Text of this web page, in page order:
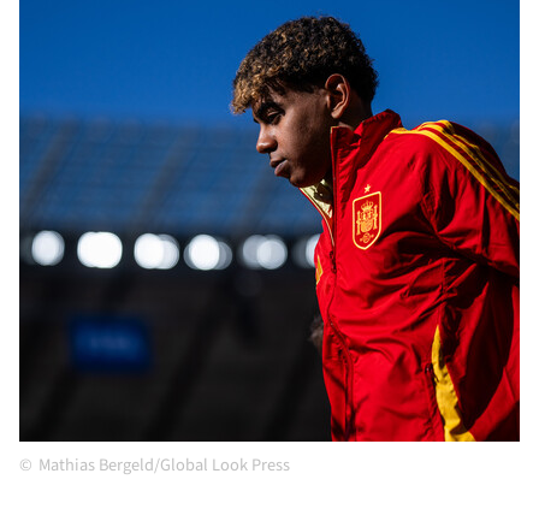
Mathias Bergeld/Global Look Press